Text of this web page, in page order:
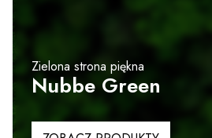
Zielona strona piękna
Nubbe Green